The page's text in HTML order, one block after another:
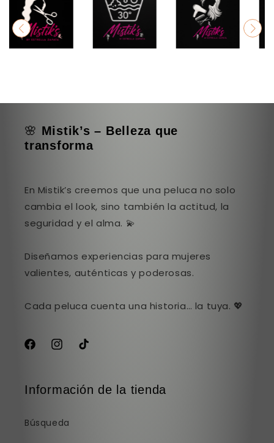
🌸 Mistik’s – Belleza que
transforma
En Mistik’s creemos que una peluca no solo
cambia el look, sino también la actitud, la
seguridad y el alma. 💫
Diseñamos experiencias para mujeres
valientes, auténticas y poderosas.
Cada peluca cuenta una historia… la tuya. 💖
FacebookInstagram
TikTok
Información de la tienda
Búsqueda